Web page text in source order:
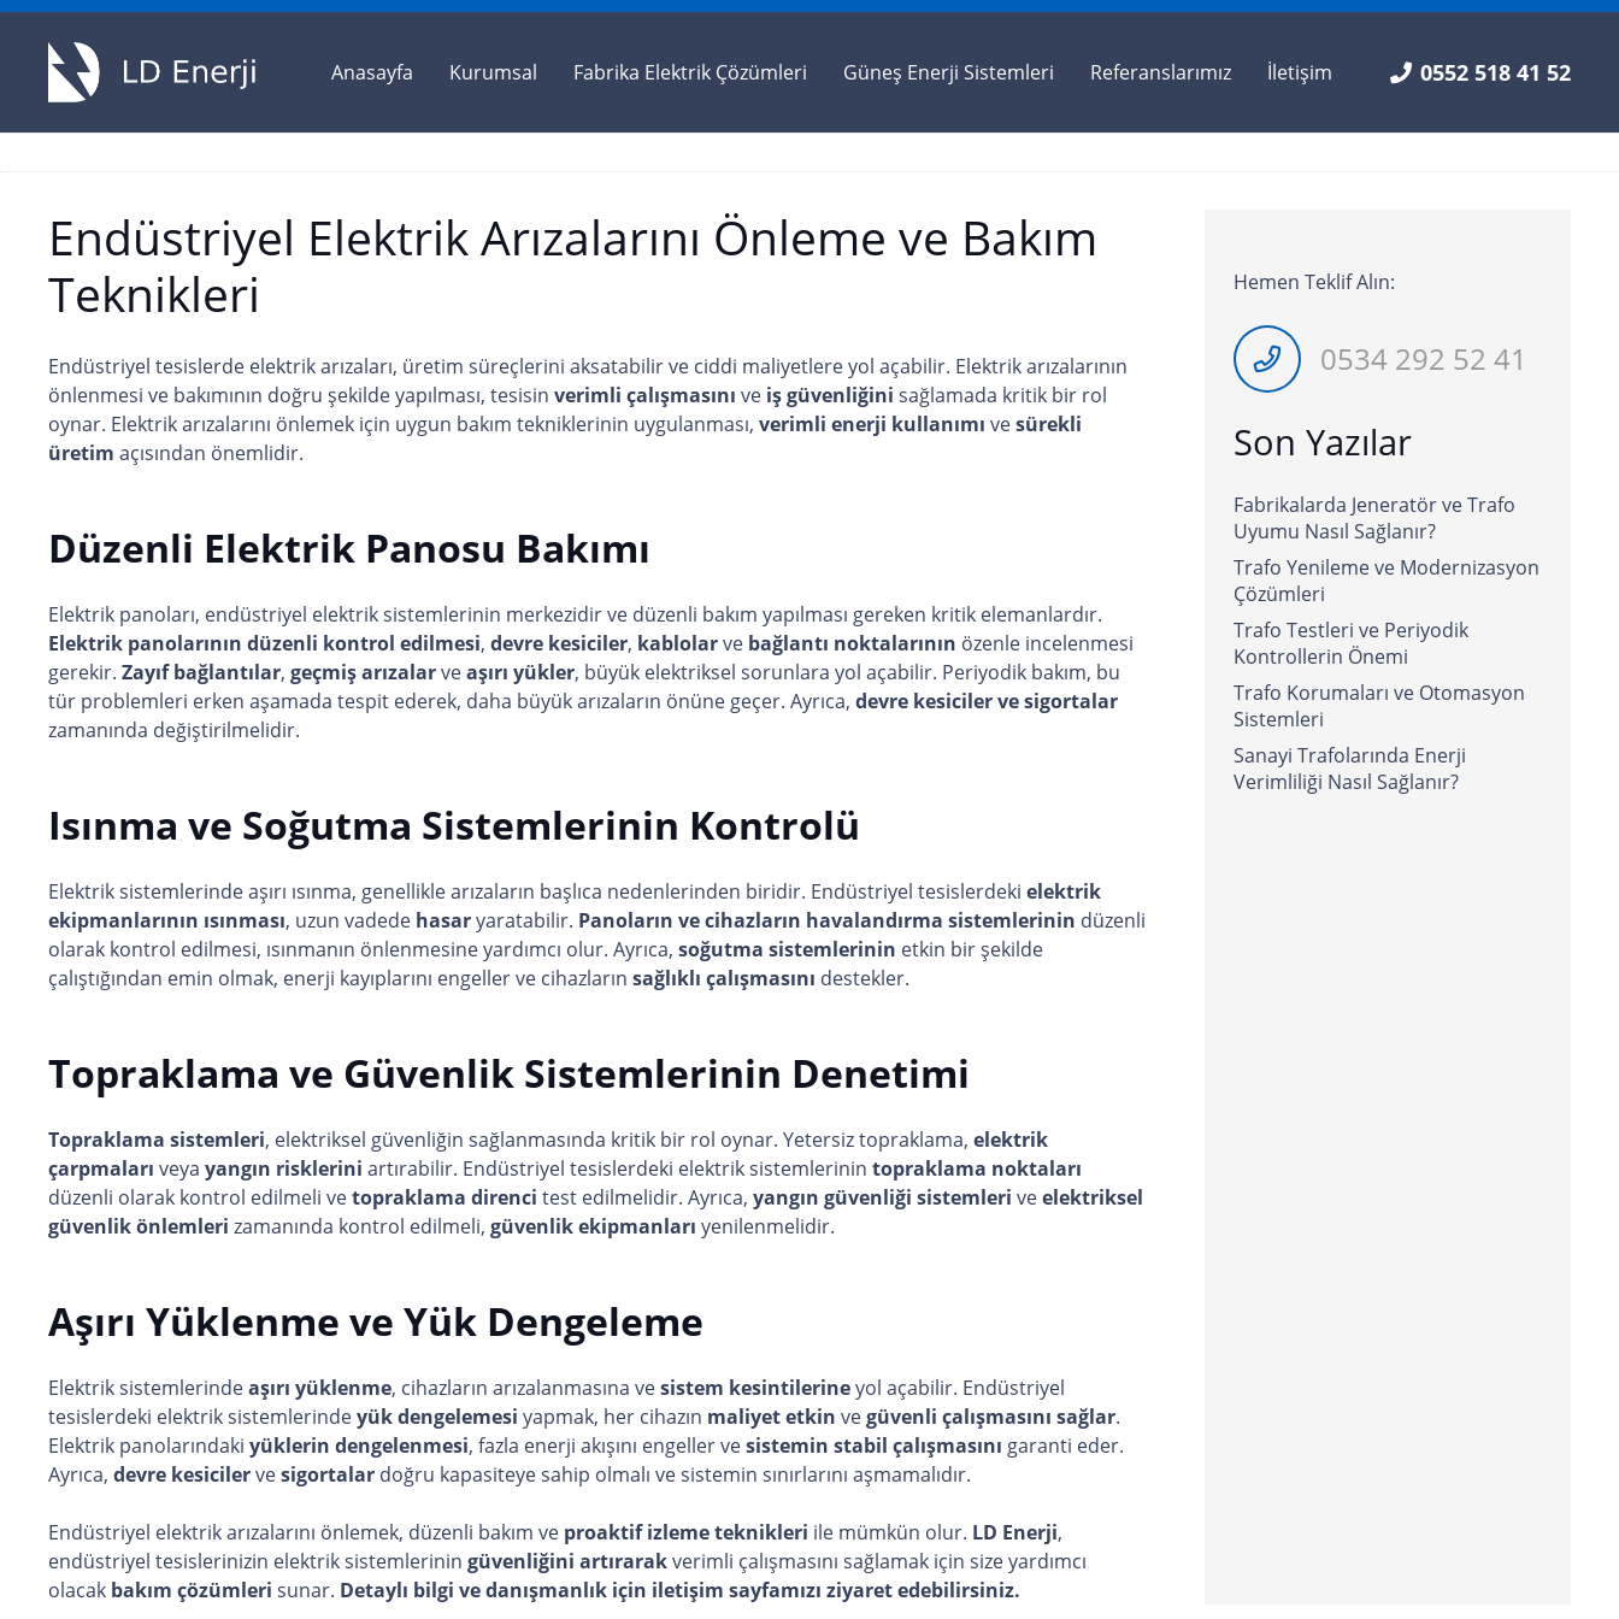
Anasayfa Kurumsal Fabrika Elektrik Çözümleri Güneş Enerji Sistemleri Referanslarımız İletişim 0552 518 41 52
Endüstriyel Elektrik Arızalarını Önleme ve Bakım
Teknikleri
Endüstriyel tesislerde elektrik arızaları, üretim süreçlerini aksatabilir ve ciddi maliyetlere yol açabilir. Elektrik arızalarının
önlenmesi ve bakımının doğru şekilde yapılması, tesisin verimli çalışmasını ve iş güvenliğini sağlamada kritik bir rol
oynar. Elektrik arızalarını önlemek için uygun bakım tekniklerinin uygulanması, verimli enerji kullanımı vesürekli
üretim açısından önemlidir.
Düzenli Elektrik Panosu Bakımı
Elektrik panoları, endüstriyel elektrik sistemlerinin merkezidir ve düzenli bakım yapılması gereken kritik elemanlardır.
Elektrik panolarının düzenli kontrol edilmesi, devre kesiciler, kablolarve bağlantı noktalarının özenle incelenmesi
gerekir. Zayıf bağlantılar, geçmiş arızalarveaşırı yükler, büyük elektriksel sorunlara yol açabilir. Periyodik bakım, bu
tür problemleri erken aşamada tespit ederek, daha büyük arızaların önüne geçer. Ayrıca, devre kesiciler ve sigortalar
zamanında değiştirilmelidir.
Isınma ve Soğutma Sistemlerinin Kontrolü
Elektrik sistemlerinde aşırı ısınma, genellikle arızaların başlıca nedenlerinden biridir. Endüstriyel tesislerdeki elektrik
ekipmanlarının ısınması, uzun vadede hasaryaratabilir. Panoların ve cihazların havalandırma sistemlerinin düzenli
olarak kontrol edilmesi, ısınmanın önlenmesine yardımcı olur. Ayrıca, soğutma sistemlerinin etkin bir şekilde
çalıştığından emin olmak, enerji kayıplarını engeller ve cihazların sağlıklı çalışmasını destekler.
Topraklama ve Güvenlik Sistemlerinin Denetimi
Topraklama sistemleri, elektriksel güvenliğin sağlanmasında kritik bir rol oynar. Yetersiz topraklama, elektrik
çarpmaları veya yangın risklerini artırabilir. Endüstriyel tesislerdeki elektrik sistemlerinin topraklama noktaları
düzenli olarak kontrol edilmeli vetopraklama direnci test edilmelidir. Ayrıca, yangın güvenliği sistemleri veelektriksel
güvenlik önlemleri zamanında kontrol edilmeli, güvenlik ekipmanları yenilenmelidir.
Aşırı Yüklenme ve Yük Dengeleme
Elektrik sistemlerindeaşırı yüklenme, cihazların arızalanmasına vesistem kesintilerineyol açabilir. Endüstriyel
tesislerdeki elektrik sistemlerindeyük dengelemesi yapmak, her cihazın maliyet etkin vegüvenli çalışmasını sağlar.
Elektrik panolarındaki yüklerin dengelenmesi, fazla enerji akışını engeller vesistemin stabil çalışmasını garanti eder.
Ayrıca, devre kesicilervesigortalar doğru kapasiteye sahip olmalı ve sistemin sınırlarını aşmamalıdır.
Endüstriyel elektrik arızalarını önlemek, düzenli bakım ve proaktif izleme teknikleri ile mümkün olur. LD Enerji,
endüstriyel tesislerinizin elektrik sistemlerinin güvenliğini artırarakverimli çalışmasını sağlamak için size yardımcı
olacak bakım çözümleri sunar. Detaylı bilgi ve danışmanlık için iletişim sayfamızı ziyaret edebilirsiniz.
Hemen Teklif Alın:
0534 292 52 41
Son Yazılar
Fabrikalarda Jeneratör ve Trafo
Uyumu Nasıl Sağlanır?
Trafo Yenileme ve Modernizasyon
Çözümleri
Trafo Testleri ve Periyodik
Kontrollerin Önemi
Trafo Korumaları ve Otomasyon
Sistemleri
Sanayi Trafolarında Enerji
Verimliliği Nasıl Sağlanır?